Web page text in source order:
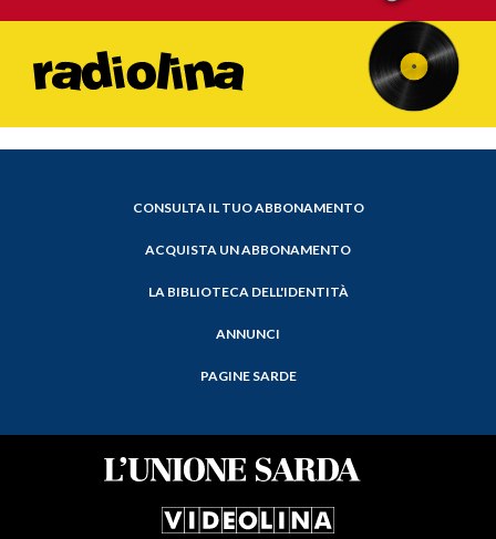
CONSULTA IL TUO ABBONAMENTO
ACQUISTA UN ABBONAMENTO
LA BIBLIOTECA DELL'IDENTITÀ
ANNUNCI
PAGINE SARDE